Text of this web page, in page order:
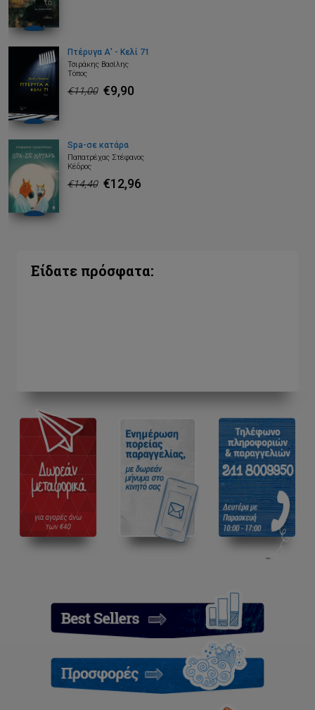
Πτέρυγα Α' - Κελί 71
Τσιράκης Βασίλης
Τόπος
€11,00 €9,90
Spa-σε κατάρα
Παπατρέχας Στέφανος
Κέδρος
€14,40 €12,96
Είδατε πρόσφατα: